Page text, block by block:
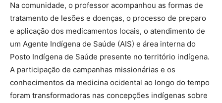
Na comunidade, o professor acompanhou as formas de
tratamento de lesões e doenças, o processo de preparo
e aplicação dos medicamentos locais, o atendimento de
um Agente Indígena de Saúde (AIS) e área interna do
Posto Indígena de Saúde presente no território indígena.
A participação de campanhas missionárias e os
conhecimentos da medicina ocidental ao longo do tempo
foram transformadoras nas concepções indígenas sobre